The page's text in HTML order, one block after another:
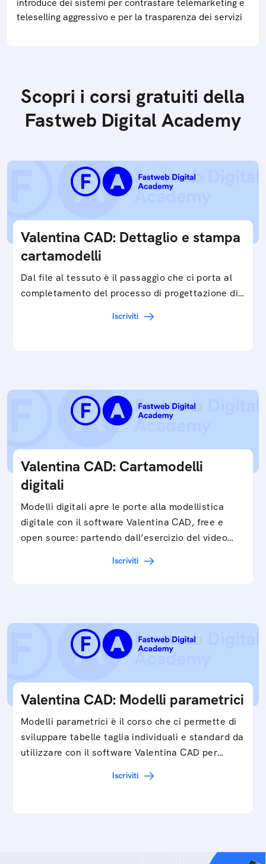
introduce dei sistemi per contrastare telemarketing e
teleselling aggressivo e per la trasparenza dei servizi
Scopri i corsi gratuiti della
Fastweb Digital Academy
Valentina CAD: Dettaglio e stampa
cartamodelli
Dal file al tessuto è il passaggio che ci porta al
completamento del processo di progettazione di
Iscriviti
Valentina CAD: Cartamodelli
digitali
Modelli digitali apre le porte alla modellistica
digitale con il software Valentina CAD, free e
open source: partendo dall’esercizio del video…
Iscriviti
Valentina CAD: Modelli parametrici
Modelli parametrici è il corso che ci permette di
sviluppare tabelle taglia individuali e standard da
utilizzare con il software Valentina CAD per…
Iscriviti